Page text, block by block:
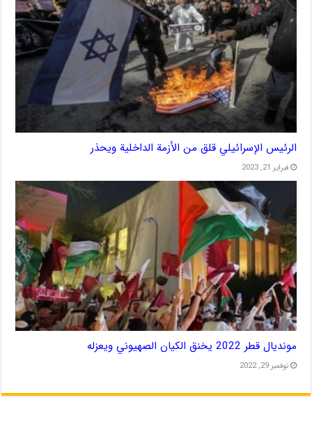
الرئيس الإسرائيلي قلق من الأزمة الداخلية ويحذر
فبراير 21, 2023
مونديال قطر 2022 يخنق الكيان الصهيوني ويعزله
نوفمبر 29, 2022